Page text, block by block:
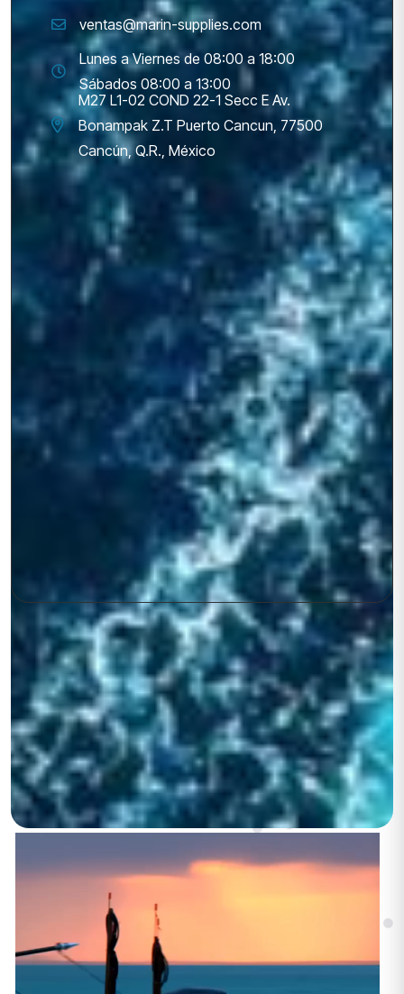
ventas@marin-supplies.com
Lunes a Viernes de 08:00 a 18:00
Sábados 08:00 a 13:00
M27 L1-02 COND 22-1 Secc E Av.
Bonampak Z.T Puerto Cancun, 77500
Cancún, Q.R., México